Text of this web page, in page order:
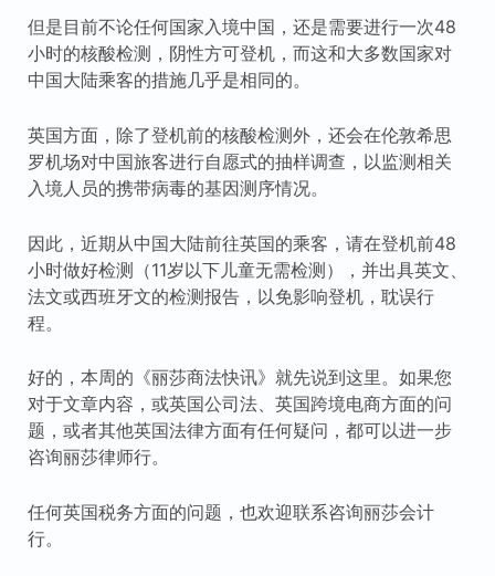
但是目前不论任何国家入境中国，还是需要进行一次48
小时的核酸检测，阴性方可登机，而这和大多数国家对
中国大陆乘客的措施几乎是相同的。
英国方面，除了登机前的核酸检测外，还会在伦敦希思
罗机场对中国旅客进行自愿式的抽样调查，以监测相关
入境人员的携带病毒的基因测序情况。
因此，近期从中国大陆前往英国的乘客，请在登机前48
小时做好检测（11岁以下儿童无需检测），并出具英文、
法文或西班牙文的检测报告，以免影响登机，耽误行
程。
好的，本周的《丽莎商法快讯》就先说到这里。如果您
对于文章内容，或英国公司法、英国跨境电商方面的问
题，或者其他英国法律方面有任何疑问，都可以进一步
咨询丽莎律师行。
任何英国税务方面的问题，也欢迎联系咨询丽莎会计
行。